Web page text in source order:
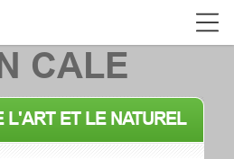
CALE
L'ART ET LE NATUREL